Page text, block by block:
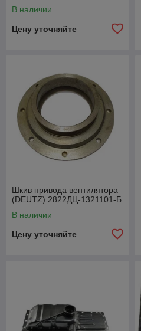
В наличии
Цену уточняйте
Шкив привода вентилятора
(DEUTZ) 2822ДЦ-1321101-Б
В наличии
Цену уточняйте